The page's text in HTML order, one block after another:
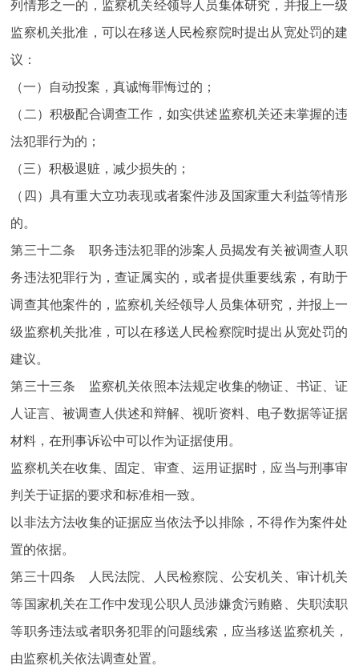
列情形之一的，监察机关经领导人员集体研究，并报上一级
监察机关批准，可以在移送人民检察院时提出从宽处罚的建
议：
（一）自动投案，真诚悔罪悔过的；
（二）积极配合调查工作，如实供述监察机关还未掌握的违
法犯罪行为的；
（三）积极退赃，减少损失的；
（四）具有重大立功表现或者案件涉及国家重大利益等情形
的。
第三十二条 职务违法犯罪的涉案人员揭发有关被调查人职
务违法犯罪行为，查证属实的，或者提供重要线索，有助于
调查其他案件的，监察机关经领导人员集体研究，并报上一
级监察机关批准，可以在移送人民检察院时提出从宽处罚的
建议。
第三十三条 监察机关依照本法规定收集的物证、书证、证
人证言、被调查人供述和辩解、视听资料、电子数据等证据
材料，在刑事诉讼中可以作为证据使用。
监察机关在收集、固定、审查、运用证据时，应当与刑事审
判关于证据的要求和标准相一致。
以非法方法收集的证据应当依法予以排除，不得作为案件处
置的依据。
第三十四条 人民法院、人民检察院、公安机关、审计机关
等国家机关在工作中发现公职人员涉嫌贪污贿赂、失职渎职
等职务违法或者职务犯罪的问题线索，应当移送监察机关，
由监察机关依法调查处置。